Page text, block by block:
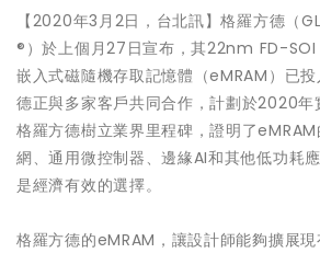
【2020年3月2日，台北訊】格羅方德（
®）於上個月27日宣布，其22nm FD-SOI
嵌入式磁隨機存取記憶體（eMRAM）已
德正與多家客戶共同合作，計劃於2020年
格羅方德樹立業界里程碑，證明了
網、通用微控制器、邊緣AI和其他低功耗
是經濟有效的選擇。
格羅方德的eMRAM，讓設計師能夠擴展